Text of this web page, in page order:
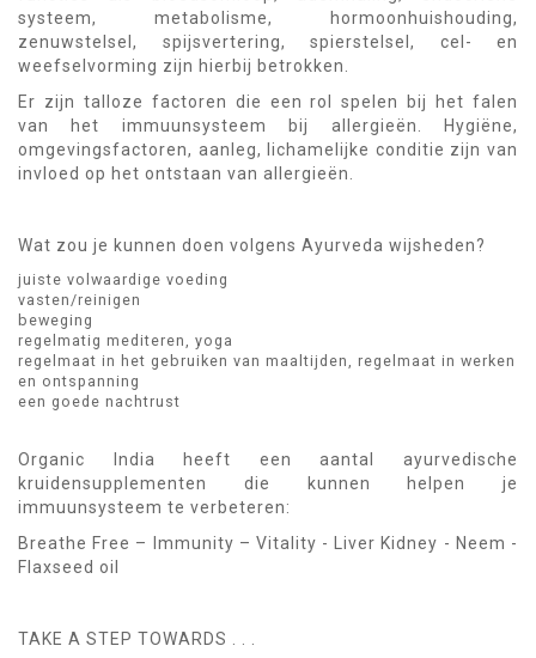
systeem, metabolisme, hormoonhuishouding,
zenuwstelsel, spijsvertering, spierstelsel, cel- en
weefselvorming zijn hierbij betrokken.
Er zijn talloze factoren die een rol spelen bij het falen
van het immuunsysteem bij allergieën. Hygiëne,
omgevingsfactoren, aanleg, lichamelijke conditie zijn van
invloed op het ontstaan van allergieën.
Wat zou je kunnen doen volgens Ayurveda wijsheden?
juiste volwaardige voeding
vasten/reinigen
beweging
regelmatig mediteren, yoga
regelmaat in het gebruiken van maaltijden, regelmaat in werken
en ontspanning
een goede nachtrust
Organic India heeft een aantal ayurvedische
kruidensupplementen die kunnen helpen je
immuunsysteem te verbeteren:
Breathe Free – Immunity – Vitality - Liver Kidney - Neem -
Flaxseed oil
TAKE A STEP TOWARDS . . .